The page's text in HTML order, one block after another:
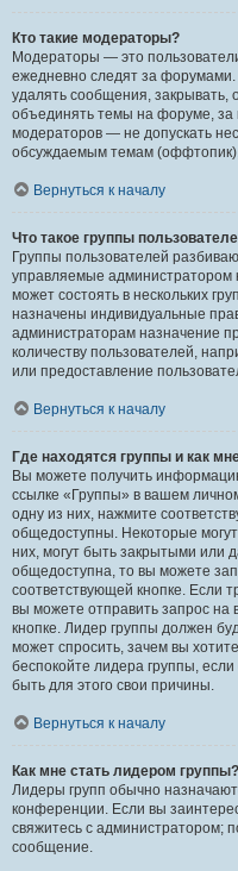
Кто такие модераторы?
Модераторы — это
ежедневно следят за
удалять сообщения, закрывать,
объединять темы на форуме, за
модераторов — не допускать
обсуждаемым темам
Вернуться к началу
Что такое группы
Группы пользователей
управляемые
может состоять в нескольких
назначены индивидуальные
администраторам назначение
количеству пользователей,
или предоставление
Вернуться к началу
Где находятся группы и как
Вы можете получить
ссылке «Группы» в вашем
одну из них, нажмите
общедоступны. Некоторые
них, могут быть закрытыми или
общедоступна, то вы можете
соответствующей кнопке. Если
вы можете отправить запрос на
кнопке. Лидер группы должен
может спросить, зачем вы
беспокойте лидера группы,
быть для этого свои причины.
Вернуться к началу
Как мне стать лидером группы?
Лидеры групп обычно
конференции. Если вы
свяжитесь с администратором;
сообщение.